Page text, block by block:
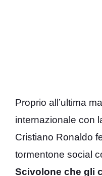
Proprio all’ultima
internazionale con
Cristiano Ronaldo
tormentone social
Scivolone che gli